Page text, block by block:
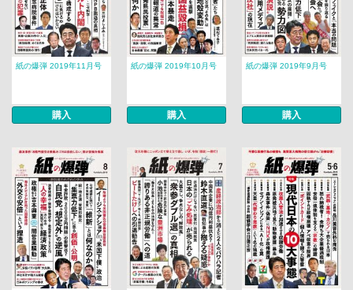
紙の爆弾 2019年11月号
購入
紙の爆弾 2019年10月号
購入
紙の爆弾 2019年9月号
購入